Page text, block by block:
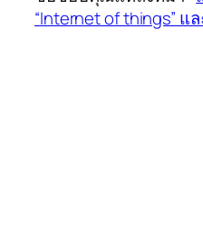
“Internet of things” แ